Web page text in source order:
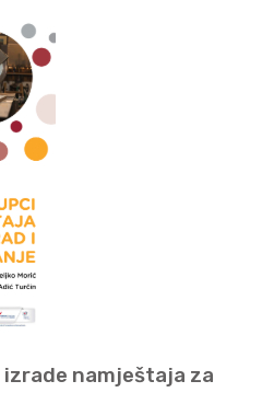
namještaja za